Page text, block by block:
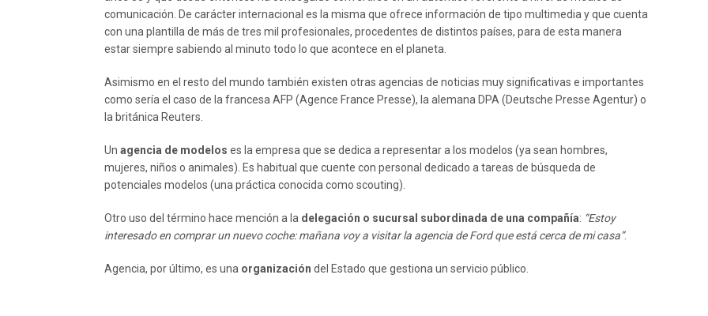
comunicación. De carácter internacional es la misma que ofrece información de tipo multimedia y que cuenta
con una plantilla de más de tres mil profesionales, procedentes de distintos países, para de esta manera
estar siempre sabiendo al minuto todo lo que acontece en el planeta.
Asimismo en el resto del mundo también existen otras agencias de noticias muy significativas e importantes
como sería el caso de la francesa AFP (Agence France Presse), la alemana DPA (Deutsche Presse Agentur) o
la británica Reuters.
Un agencia de modelos es la empresa que se dedica a representar a los modelos (ya sean hombres,
mujeres, niños o animales). Es habitual que cuente con personal dedicado a tareas de búsqueda de
potenciales modelos (una práctica conocida como scouting).
Otro uso del término hace mención a la delegación o sucursal subordinada de una compañía: “Estoy
interesado en comprar un nuevo coche: mañana voy a visitar la agencia de Ford que está cerca de mi casa”.
Agencia, por último, es una organización del Estado que gestiona un servicio público.